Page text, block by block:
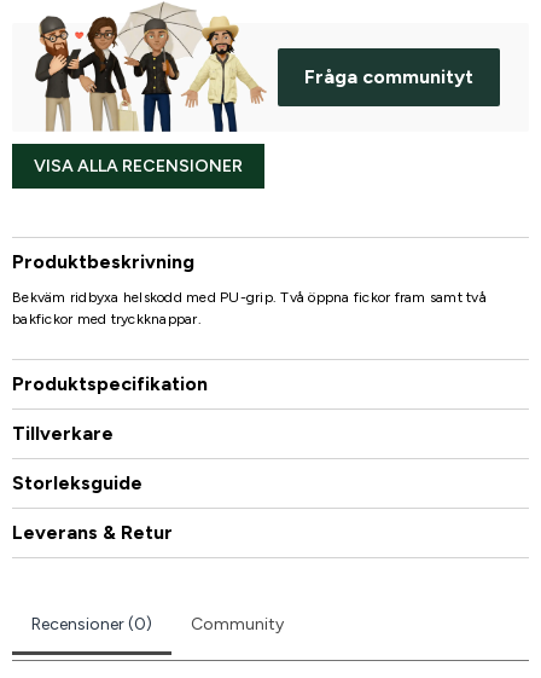
Fråga communityt
VISA ALLA RECENSIONER
Produktbeskrivning
Bekväm ridbyxa helskodd med PU-grip. Två öppna fickor fram samt två
bakfickor med tryckknappar.
Produktspecifikation
Tillverkare
Storleksguide
Leverans & Retur
Recensioner (0) Community